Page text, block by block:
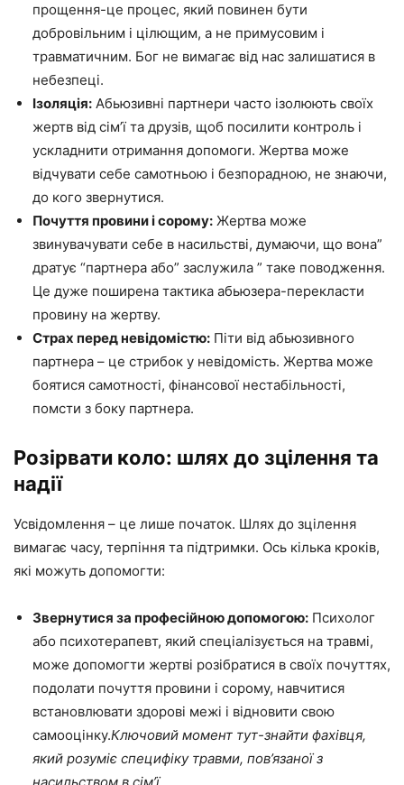
прощення-це процес, який повинен бути
добровільним і цілющим, а не примусовим і
травматичним. Бог не вимагає від нас залишатися в
небезпеці.
Ізоляція: Абьюзивні партнери часто ізолюють своїх
жертв від сім’ї та друзів, щоб посилити контроль і
ускладнити отримання допомоги. Жертва може
відчувати себе самотньою і безпорадною, не знаючи,
до кого звернутися.
Почуття провини і сорому: Жертва може
звинувачувати себе в насильстві, думаючи, що вона”
дратує “партнера або” заслужила ” таке поводження.
Це дуже поширена тактика абьюзера-перекласти
провину на жертву.
Страх перед невідомістю: Піти від абьюзивного
партнера – це стрибок у невідомість. Жертва може
боятися самотності, фінансової нестабільності,
помсти з боку партнера.
Розірвати коло: шлях до зцілення та
надії
Усвідомлення – це лише початок. Шлях до зцілення
вимагає часу, терпіння та підтримки. Ось кілька кроків,
які можуть допомогти:
Звернутися за професійною допомогою: Психолог
або психотерапевт, який спеціалізується на травмі,
може допомогти жертві розібратися в своїх почуттях,
подолати почуття провини і сорому, навчитися
встановлювати здорові межі і відновити свою
самооцінку.Ключовий момент тут-знайти фахівця,
який розуміє специфіку травми, пов’язаної з